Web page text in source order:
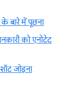
बारे में पूछना
को एनोटेट
जोड़ना